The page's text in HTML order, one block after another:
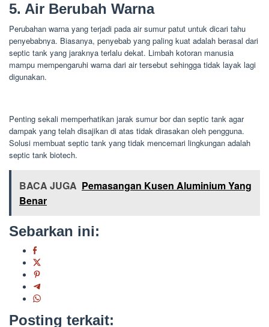
5. Air Berubah Warna
Perubahan warna yang terjadi pada air sumur patut untuk dicari tahu
penyebabnya. Biasanya, penyebab yang paling kuat adalah berasal dari
septic tank yang jaraknya terlalu dekat. Limbah kotoran manusia
mampu mempengaruhi warna dari air tersebut sehingga tidak layak lagi
digunakan.
Penting sekali memperhatikan jarak sumur bor dan septic tank agar
dampak yang telah disajikan di atas tidak dirasakan oleh pengguna.
Solusi membuat septic tank yang tidak mencemari lingkungan adalah
septic tank biotech.
BACA JUGA Pemasangan Kusen Aluminium Yang
Benar
Sebarkan ini:
Posting terkait: